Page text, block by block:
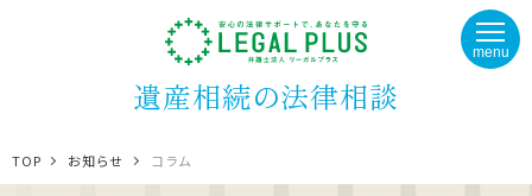
遺産相続の法律相談
menu
TOP お知らせ コラム